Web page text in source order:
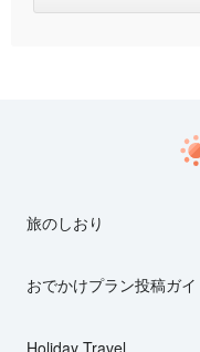
旅のしおり
おでかけプラン投稿ガ
Holiday Travel